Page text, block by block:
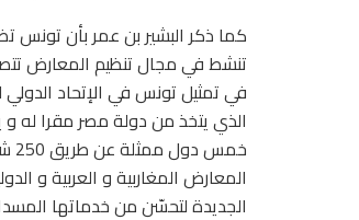
تنشط في مجال تنظيم المعارض
المعارض المغاربية و العربية و
الجديدة لتحسّن من خدماتها